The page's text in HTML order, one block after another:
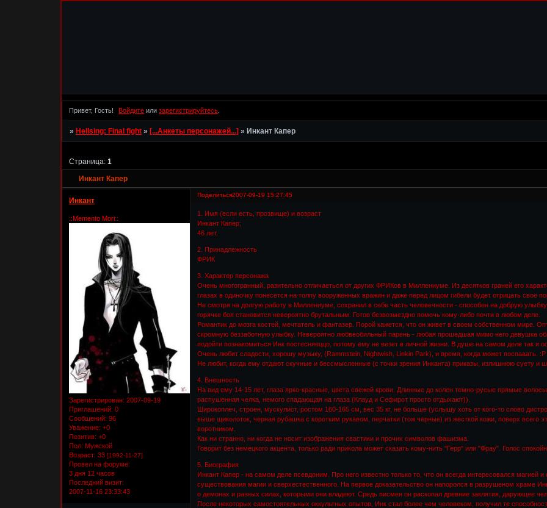
Привет, Гость! Войдите илизарегистрируйтесь
» Hellsing: Final fight » [...Анкеты персонажей...] » Инкант Капер
Инкант Капер
Страница: 1
Поделиться2007-09-19 15:27:45
Инкант
::Memento Mori::
Зарегистрирован: 2007-09-19
Приглашений: 0
Сообщений: 96
Уважение: +0
Позитив: +0
Пол: Мужской
Возраст: 33 [1992-11-27]
Провел на форуме:
3 дня 12 часов
Последний визит:
2007-11-16 23:33:43
1. Имя (если есть, прозвище) и возраст
Инкант Капер;
46 лет.
2. Принадлежность
ФРИК
3. Характер персонажа
Очень многогранный, разительно отличаеться от других ФРИКов в Миллениуме. Из десятков граней его
глазах в одиночку понесется на толпу вооруженных вражин и даже перед лицом гибели будет отрицать свое
Не смотря на долгую работу в Миллениуме, сохранил в себе часть человечности - способен на добрую
горячке боя становится невероятно брутальным. Готов безвозмездно помочь кому-либо почти в любом деле.
Романтик до мозга костей, мечтатель и фантазер. Порой кажется, что он живет в своем собственном мире.
скромную беззаботную улыбку. Невероятно любвеобильный парень - любая прошедшая мимо него девушка
подойти познакомиться Инк постесняеццо, потому ему не везет в личной жизни. В душе на самом деле так и
Очень любит сладости, хорошу музыку, (Rammstein, Nightwish, Linkin Park), и время, когда может поспааать. :Р
Не любит, когда ему отдают скучные и бессмысленные (с точки зрения Инканта) приказы, излишнюю суету и
4. Внешность
На вид ему 14-15 лет, глаза ярко-красные, цвета свежей крови. Длинные до колен темно-русые прямые
распушенная челка, немого спадающая на глаза (Клауд и Сефирот просто отдыхают)).
Широкоплеч, строен, мускулист, ростом 160-165 см, вес 35 кг, не больше (услышу хоть от кого-то слово
выше щиколоток, черная рубашка с коротким рукавом, перчатки (тож черные) из жесткой кожи, поверх всего
воротником.
Как ни странно, ни когда не носит изображения свастики и прочих символов фашизма.
Говорит без немецкого акцента, только ради прикола может сказать кому-нить "Герр" или "Фрау". Голос
5. Биография
Инкант Капер - на самом деле псевдоним. Про него известно только то, что он всегда интересовался магией
существования магии и сверхестественного. На первое доказательство он напоролся в разрушеном храме
о демонах и разных силах, которыми они владеют. Средь писмен он раскопал древние заклятия, дарующее
После некоторых самостоятельных оккультных опытов, Инк стал более чем человеком, получил те